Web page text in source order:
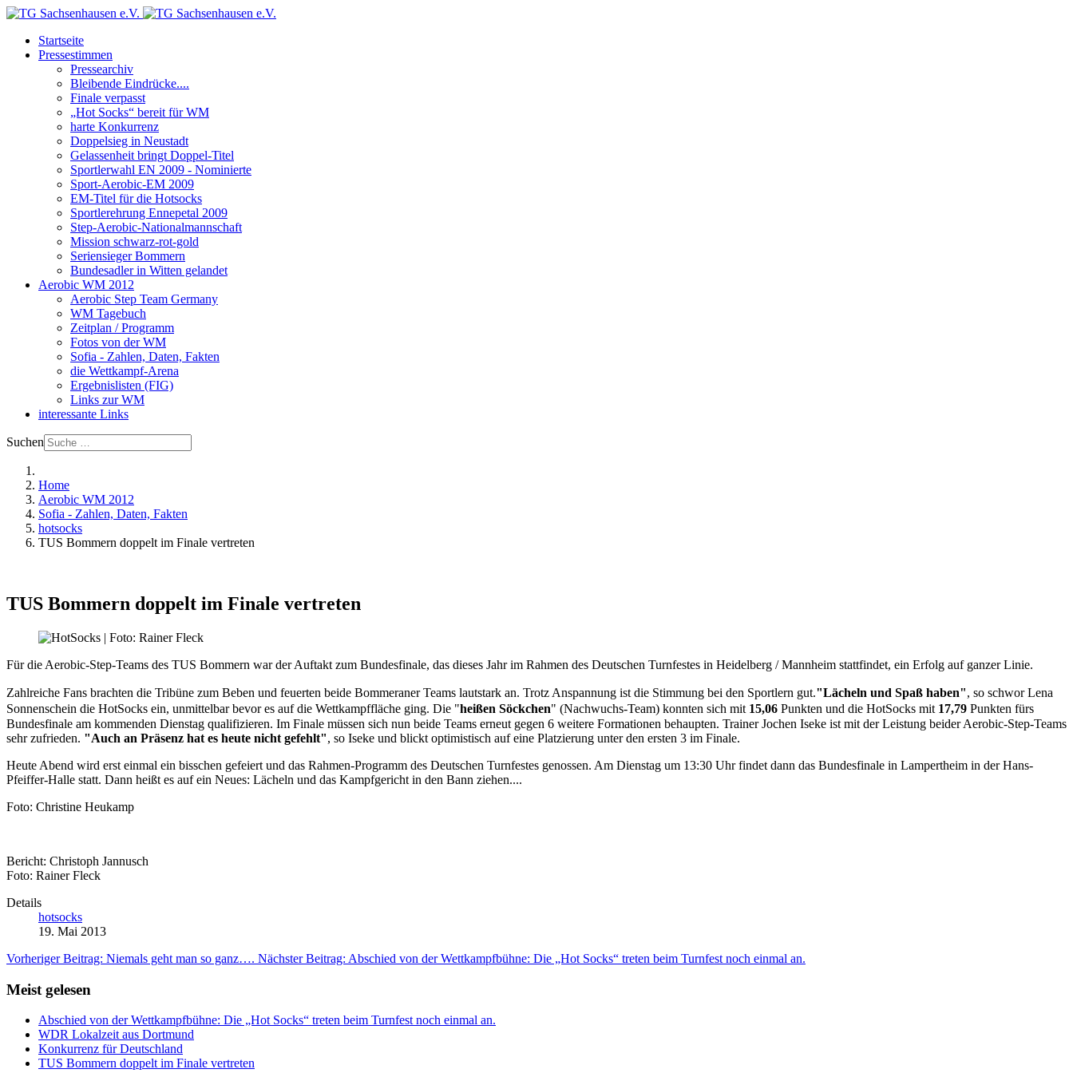
Startseite
Pressestimmen
Pressearchiv
Bleibende Eindrücke....
Finale verpasst
„Hot Socks“ bereit für WM
harte Konkurrenz
Doppelsieg in Neustadt
Gelassenheit bringt Doppel-Titel
Sportlerwahl EN 2009 - Nominierte
Sport-Aerobic-EM 2009
EM-Titel für die Hotsocks
Sportlerehrung Ennepetal 2009
Step-Aerobic-Nationalmannschaft
Mission schwarz-rot-gold
Seriensieger Bommern
Bundesadler in Witten gelandet
Aerobic WM 2012
Aerobic Step Team Germany
WM Tagebuch
Zeitplan / Programm
Fotos von der WM
Sofia - Zahlen, Daten, Fakten
die Wettkampf-Arena
Ergebnislisten (FIG)
Links zur WM
interessante Links
Suchen
Home
Aerobic WM 2012
Sofia - Zahlen, Daten, Fakten
hotsocks
TUS Bommern doppelt im Finale vertreten
TUS Bommern doppelt im Finale vertreten
Für die Aerobic-Step-Teams des TUS Bommern war der Auftakt zum Bundesfinale, das dieses Jahr im Rahmen des Deutschen Turnfestes in Heidelberg / Mannheim stattfindet, ein Erfolg auf ganzer Linie.
Zahlreiche Fans brachten die Tribüne zum Beben und feuerten beide Bommeraner Teams lautstark an. Trotz Anspannung ist die Stimmung bei den Sportlern gut."Lächeln und Spaß haben", so schwor Lena
Sonnenschein die HotSocks ein, unmittelbar bevor es auf die Wettkampffläche ging. Die "heißen Söckchen" (Nachwuchs-Team) konnten sich mit 15,06 Punkten und die HotSocks mit 17,79 Punkten fürs
Bundesfinale am kommenden Dienstag qualifizieren. Im Finale müssen sich nun beide Teams erneut gegen 6 weitere Formationen behaupten. Trainer Jochen Iseke ist mit der Leistung beider Aerobic-Step-Teams
sehr zufrieden. "Auch an Präsenz hat es heute nicht gefehlt", so Iseke und blickt optimistisch auf eine Platzierung unter den ersten 3 im Finale.
Heute Abend wird erst einmal ein bisschen gefeiert und das Rahmen-Programm des Deutschen Turnfestes genossen. Am Dienstag um 13:30 Uhr findet dann das Bundesfinale in Lampertheim in der Hans-
Pfeiffer-Halle statt. Dann heißt es auf ein Neues: Lächeln und das Kampfgericht in den Bann ziehen....
Foto: Christine Heukamp
Bericht: Christoph Jannusch
Foto: Rainer Fleck
Details
hotsocks
19. Mai 2013
Vorheriger Beitrag: Niemals geht man so ganz…. Nächster Beitrag: Abschied von der Wettkampfbühne: Die „Hot Socks“ treten beim Turnfest noch einmal an.
Meist gelesen
Abschied von der Wettkampfbühne: Die „Hot Socks“ treten beim Turnfest noch einmal an.
WDR Lokalzeit aus Dortmund
Konkurrenz für Deutschland
TUS Bommern doppelt im Finale vertreten